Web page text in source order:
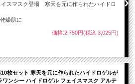
イスマスク登場 寒天を元に作られたハイドロ
燥肌に
価格:2,750円(税込 3,025円)
枚セット 寒天を元に作られたハイドロゲルが
ワンシー ハイドロゲル フェイスマスク アルテ